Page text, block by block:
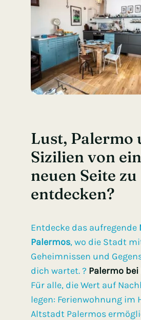
Lust, Palermo
Sizilien von
neuen Seite zu
entdecken?
Entdecke das aufregende
Palermos, wo die Stadt
Geheimnissen und
dich wartet. ? Palermo
Für alle, die Wert auf
legen: Ferienwohnung im
Altstadt Palermos